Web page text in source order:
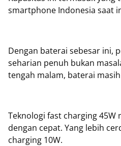
smartphone Indonesia saat
Dengan baterai sebesar ini,
seharian penuh bukan
tengah malam, baterai
Teknologi fast charging
dengan cepat. Yang lebih
charging 10W.